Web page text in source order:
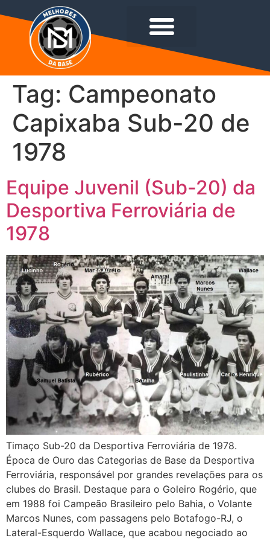
Tag: Campeonato
Capixaba Sub-20 de
1978
Equipe Juvenil (Sub-20) da
Desportiva Ferroviária de
1978
Timaço Sub-20 da Desportiva Ferroviária de 1978.
Época de Ouro das Categorias de Base da Desportiva
Ferroviária, responsável por grandes revelações para os
clubes do Brasil. Destaque para o Goleiro Rogério, que
em 1988 foi Campeão Brasileiro pelo Bahia, o Volante
Marcos Nunes, com passagens pelo Botafogo-RJ, o
Lateral-Esquerdo Wallace, que acabou negociado ao